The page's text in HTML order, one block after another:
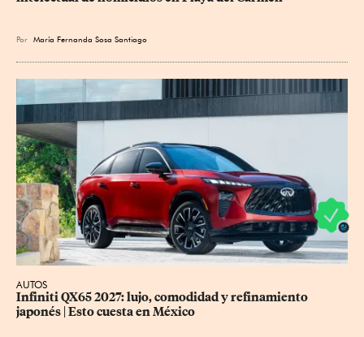
Por María Fernanda Sosa Santiago
AUTOS
Infiniti QX65 2027: lujo, comodidad y refinamiento
japonés | Esto cuesta en México